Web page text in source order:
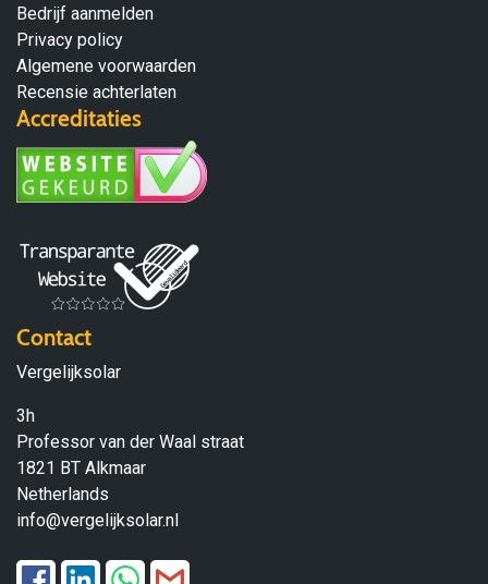
Bedrijf aanmelden
Privacy policy
Algemene voorwaarden
Recensie achterlaten
Accreditaties
Contact
Vergelijksolar
3h
Professor van der Waal straat
1821 BT Alkmaar
Netherlands
info@vergelijksolar.nl